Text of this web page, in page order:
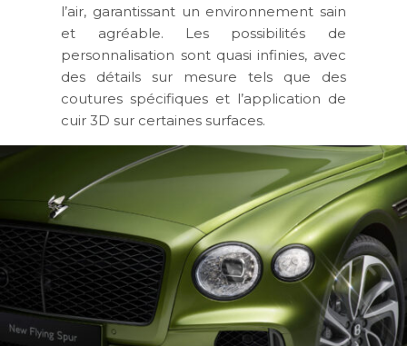
l’air, garantissant un environnement sain
et agréable. Les possibilités de
personnalisation sont quasi infinies, avec
des détails sur mesure tels que des
coutures spécifiques et l’application de
cuir 3D sur certaines surfaces.